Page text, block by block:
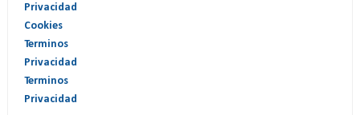
Privacidad
Cookies
Terminos
Privacidad
Terminos
Privacidad